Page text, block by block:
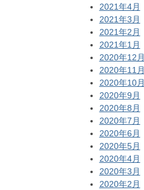
2021年4月
2021年3月
2021年2月
2021年1月
2020年12月
2020年11月
2020年10月
2020年9月
2020年8月
2020年7月
2020年6月
2020年5月
2020年4月
2020年3月
2020年2月